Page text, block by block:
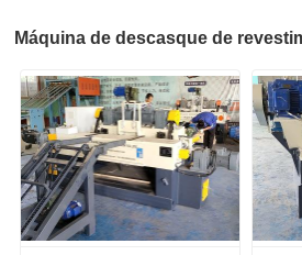
Máquina de descasque de